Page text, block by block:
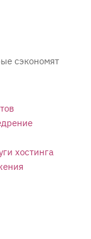
сэкономят
хостинга